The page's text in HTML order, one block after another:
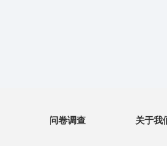
问卷调查 关于我